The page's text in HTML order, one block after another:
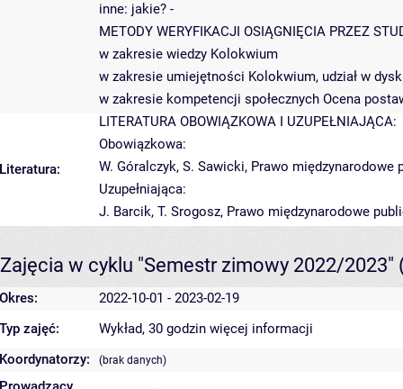
inne: jakie? -
METODY WERYFIKACJI OSIĄGNIĘCIA PRZEZ
w zakresie wiedzy Kolokwium
w zakresie umiejętności Kolokwium, udział w
w zakresie kompetencji społecznych Ocena
Literatura:
LITERATURA OBOWIĄZKOWA I UZUPEŁNIAJĄCA:
Obowiązkowa:
W. Góralczyk, S. Sawicki, Prawo międzynarodowe
Uzupełniająca:
J. Barcik, T. Srogosz, Prawo międzynarodowe
Zajęcia w cyklu "Semestr zimowy 2022/2023"
Okres:
2022-10-01 - 2023-02-19
Typ zajęć:
Wykład, 30 godzin więcej informacji
Koordynatorzy:
(brak danych)